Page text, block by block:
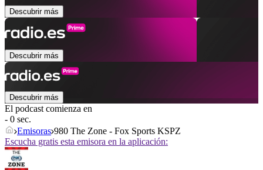
Descubrir más
Descubrir más
Descubrir más
El podcast comienza en
- 0 sec.
Emisoras 980 The Zone - Fox Sports KSPZ
Escucha gratis esta emisora en la aplicación: